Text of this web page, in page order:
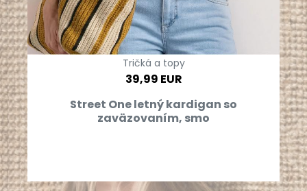
Tričká a topy
39,99 EUR
Street One letný kardigan so
zaväzovaním, smo